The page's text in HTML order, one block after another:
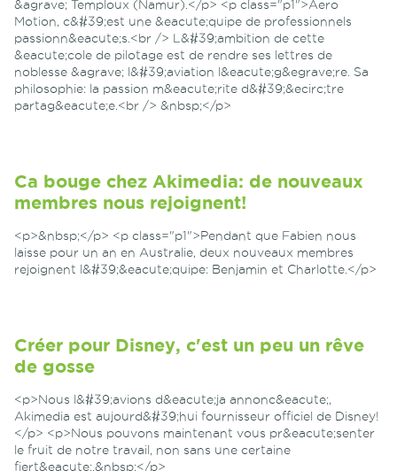
&agrave; Temploux (Namur).</p> <p class="p1">Aero
Motion, c&#39;est une &eacute;quipe de professionnels
passionn&eacute;s.<br /> L&#39;ambition de cette
&eacute;cole de pilotage est de rendre ses lettres de
noblesse &agrave; l&#39;aviation l&eacute;g&egrave;re. Sa
philosophie: la passion m&eacute;rite d&#39;&ecirc;tre
partag&eacute;e.<br /> &nbsp;</p>
Ca bouge chez Akimedia: de nouveaux
membres nous rejoignent!
<p>&nbsp;</p> <p class="p1">Pendant que Fabien nous
laisse pour un an en Australie, deux nouveaux membres
rejoignent l&#39;&eacute;quipe: Benjamin et Charlotte.</p>
Créer pour Disney, c'est un peu un rêve
de gosse
<p>Nous l&#39;avions d&eacute;ja annonc&eacute;,
Akimedia est aujourd&#39;hui fournisseur officiel de Disney!
</p> <p>Nous pouvons maintenant vous pr&eacute;senter
le fruit de notre travail, non sans une certaine
fiert&eacute;.&nbsp;</p>